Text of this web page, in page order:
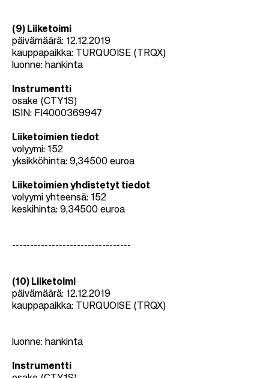
(9) Liiketoimi
päivämäärä: 12.12.2019
kauppapaikka: TURQUOISE (TRQX)
luonne: hankinta
Instrumentti
osake (CTY1S)
ISIN: FI4000369947
Liiketoimien tiedot
volyymi: 152
yksikköhinta: 9,34500 euroa
Liiketoimien yhdistetyt tiedot
volyymi yhteensä: 152
keskihinta: 9,34500 euroa
---------------------------------
(10) Liiketoimi
päivämäärä: 12.12.2019
kauppapaikka: TURQUOISE (TRQX)
luonne: hankinta
Instrumentti